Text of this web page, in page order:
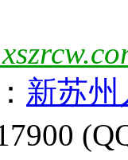
新苏